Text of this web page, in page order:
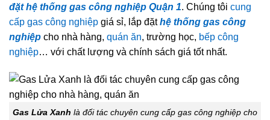
đặt hệ thống gas công nghiệp Quận 1. Chúng tôi cung
cấp gas công nghiệp giá sỉ, lắp đặthệ thống gas công
nghiệp cho nhà hàng, quán ăn, trường học, bếp công
nghiệp… với chất lượng và chính sách giá tốt nhất.
Gas Lửa Xanh là đối tác chuyên cung cấp gas công nghiệp cho